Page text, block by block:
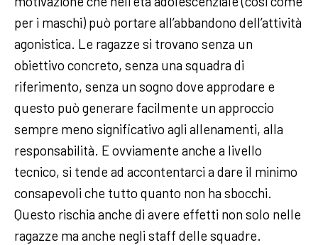
per i maschi) può portare all’abbandono dell’attività
agonistica. Le ragazze si trovano senza un
obiettivo concreto, senza una squadra di
riferimento, senza un sogno dove approdare e
questo può generare facilmente un approccio
sempre meno significativo agli allenamenti, alla
responsabilità. E ovviamente anche a livello
tecnico, si tende ad accontentarci a dare il minimo
consapevoli che tutto quanto non ha sbocchi.
Questo rischia anche di avere effetti non solo nelle
ragazze ma anche negli staff delle squadre.